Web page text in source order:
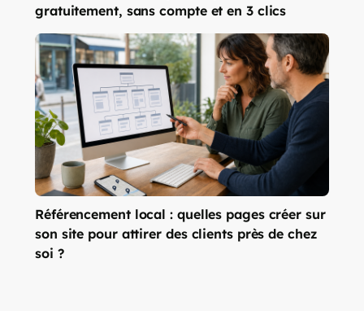
gratuitement, sans compte et en 3 clics
Référencement local : quelles pages créer sur
son site pour attirer des clients près de chez
soi ?